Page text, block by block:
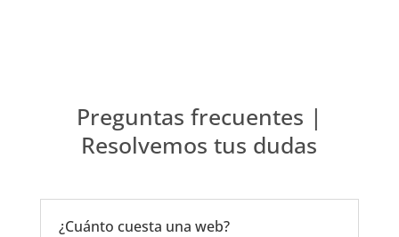
Preguntas frecuentes |
Resolvemos tus dudas
¿Cuánto cuesta una web?